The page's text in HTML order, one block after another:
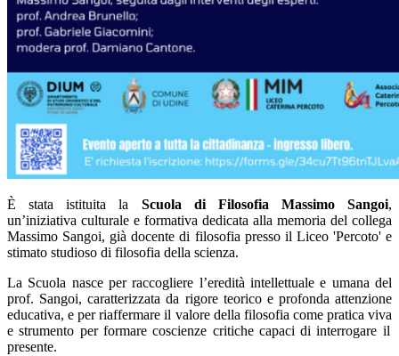
È stata istituita la Scuola di Filosofia Massimo Sangoi,
un’iniziativa culturale e formativa dedicata alla memoria del collega
Massimo Sangoi, già docente di filosofia presso il Liceo 'Percoto' e
stimato studioso di filosofia della scienza.
La Scuola nasce per raccogliere l’eredità intellettuale e umana del
prof. Sangoi, caratterizzata da rigore teorico e profonda attenzione
educativa, e per riaffermare il valore della filosofia come pratica viva
e strumento per formare coscienze critiche capaci di interrogare il
presente.